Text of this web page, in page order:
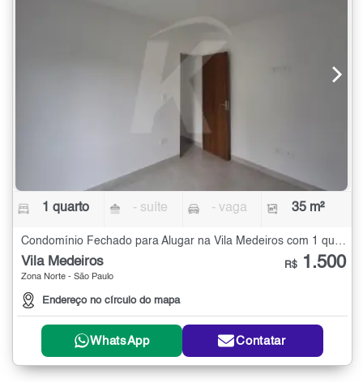
1 quarto - suíte - vaga 35 m²
Condomínio Fechado para Alugar na Vila Medeiros com 1 quarto - 35 m²
Vila Medeiros
Zona Norte - São Paulo
Endereço no círculo do mapa
R$ 1.500
WhatsApp Contatar